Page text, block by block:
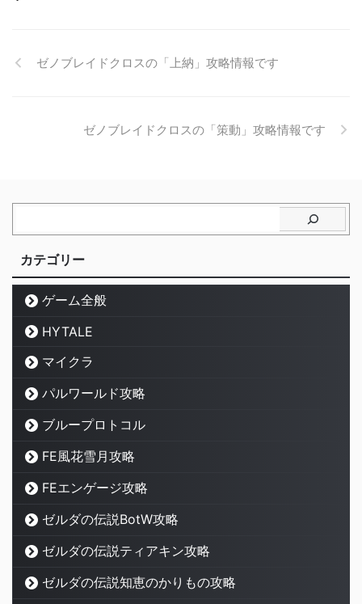
ゼノブレイドクロスの「上納」攻略情報です
ゼノブレイドクロスの「策動」攻略情報です
カテゴリー
ゲーム全般
HYTALE
マイクラ
パルワールド攻略
ブループロトコル
FE風花雪月攻略
FEエンゲージ攻略
ゼルダの伝説BotW攻略
ゼルダの伝説ティアキン攻略
ゼルダの伝説知恵のかりもの攻略